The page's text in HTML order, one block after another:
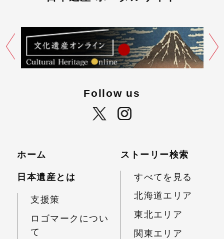
Follow us
ホーム
日本遺産とは
支援策
ロゴマークについ
て
ストーリー検索
すべてを見る
北海道エリア
東北エリア
関東エリア